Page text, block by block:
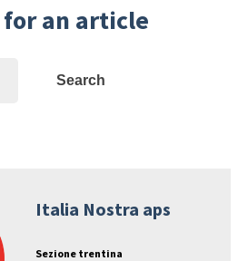
for an article
Search
Italia Nostra aps
Sezione trentina